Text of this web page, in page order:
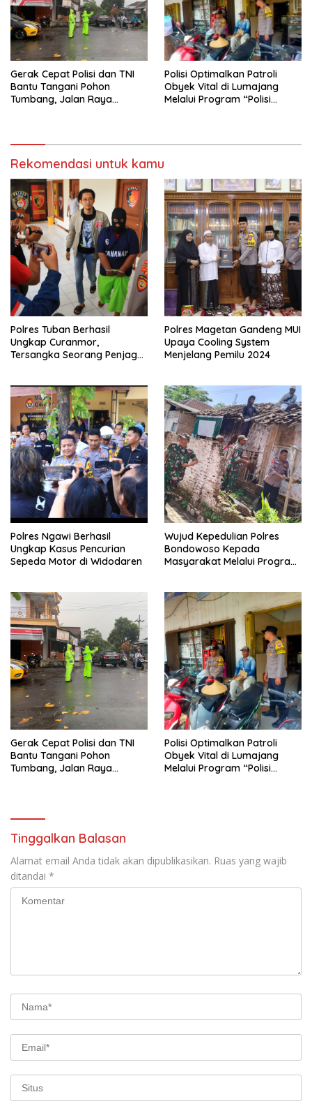
Gerak Cepat Polisi dan TNI
Bantu Tangani Pohon
Tumbang, Jalan Raya
Polisi Optimalkan Patroli
Obyek Vital di Lumajang
Melalui Program “Polisi
Rekomendasi untuk kamu
Polres Tuban Berhasil
Ungkap Curanmor,
Tersangka Seorang Penjaga
Polres Magetan Gandeng MUI
Upaya Cooling System
Menjelang Pemilu 2024
Polres Ngawi Berhasil
Ungkap Kasus Pencurian
Sepeda Motor di Widodaren
Wujud Kepedulian Polres
Bondowoso Kepada
Masyarakat Melalui Program
Gerak Cepat Polisi dan TNI
Bantu Tangani Pohon
Tumbang, Jalan Raya
Polisi Optimalkan Patroli
Obyek Vital di Lumajang
Melalui Program “Polisi
Tinggalkan Balasan
Alamat email Anda tidak akan dipublikasikan. Ruas yang wajib
ditandai *